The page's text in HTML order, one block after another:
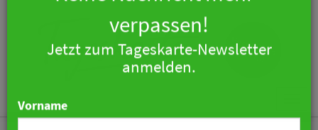
Keine Nachricht mehr
verpassen!